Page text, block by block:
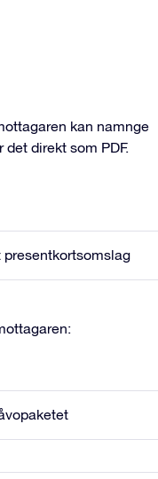
kan namnge
direkt som PDF.
presentkortsomslag